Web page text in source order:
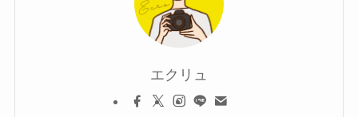
エクリュ